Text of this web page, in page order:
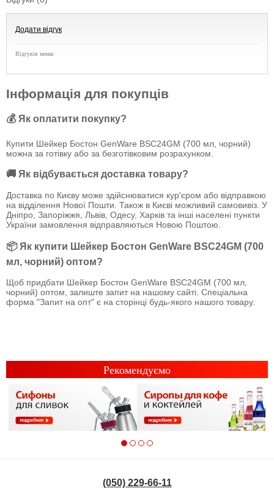
Додати відгук
Відгуків немає
Інформація для покупців
💰 Як оплатити покупку?
Купити Шейкер Бостон GenWare BSC24GM (700 мл, чорний)
можна за готівку або за безготівковим розрахунком.
🚚 Як відбувається доставка товару?
Доставка по Києву може здійснюватися кур'єром або відправкою
на відділення Нової Пошти. Також в Києві можливий самовивіз. У
Дніпро, Запоріжжя, Львів, Одесу, Харків та інші населені пункти
України замовлення відправляються Новою Поштою.
📦 Як купити Шейкер Бостон GenWare BSC24GM (700
мл, чорний) оптом?
Щоб придбати Шейкер Бостон GenWare BSC24GM (700 мл,
чорний) оптом, залиште запит на нашому сайті. Спеціальна
форма "Запит на опт" є на сторінці будь-якого нашого товару.
Рекомендуємо
(050) 229-66-11